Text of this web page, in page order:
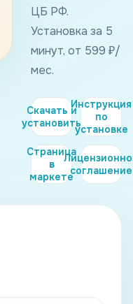
ЦБ РФ.
Установка за 5
минут, от 599 ₽/
мес.
Скачать и
установить
Инструкция
по
установке
Страница
в
маркетесоглашение